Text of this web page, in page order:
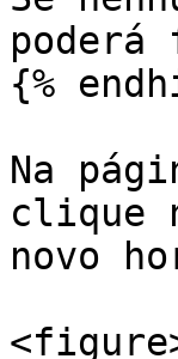
{%
Na
clique
novo